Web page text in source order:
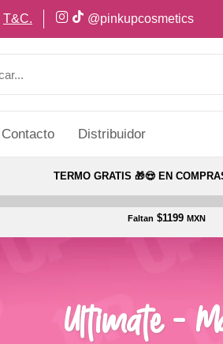
T&C. @pinkupcosmetics
Contacto Distribuidor
TERMO GRATIS 🎁😍 EN
Faltan $1199 MXN
Ultimate -